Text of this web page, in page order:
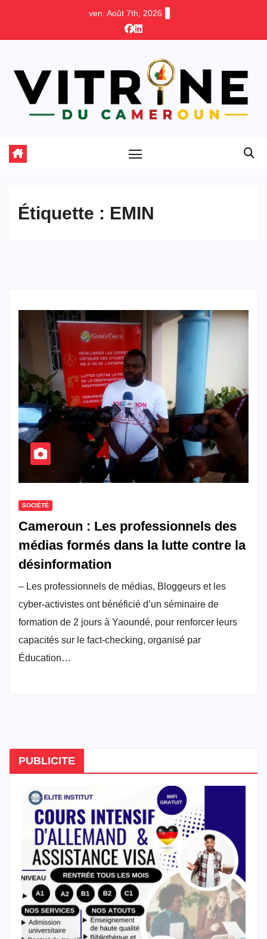
ven. Août 7th, 2026
Étiquette : EMIN
SOCIÉTÉ
Cameroun : Les professionnels des
médias formés dans la lutte contre la
désinformation
– Les professionnels de médias, Bloggeurs et les
cyber-activistes ont bénéficié d’un séminaire de
formation de 2 jours à Yaoundé, pour renforcer leurs
capacités sur le fact-checking, organisé par
Éducation…
PUBLICITE